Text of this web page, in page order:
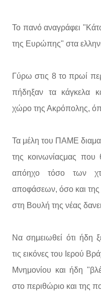
Το πανό αναγράφει
της Ευρώπης" στα
Γύρω στις 8 το πρωί
πήδηξαν τα κάγκελα
χώρο της Ακρόπολης,
Τα μέλη του ΠΑΜΕ
της κοινωνίαςμας
απόηχο τόσο των
αποφάσεων, όσο και της
στη Βουλή της νέας
Να σημειωθεί ότι ήδη
τις εικόνες του Ιερού
Μνημονίου και ήδη
στο περιθώριο και της